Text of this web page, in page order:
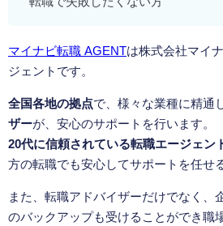
マイナビ転職 AGENTは株式会社マイ
ジェントです。
全国各地の拠点で、様々な業種に精通
ザーが、安心のサポートを行います。
20代に信頼されている転職エージェン
方の転職でも安心してサポートを任せ
また、転職アドバイザーだけでなく、
のバックアップも受けることができ職